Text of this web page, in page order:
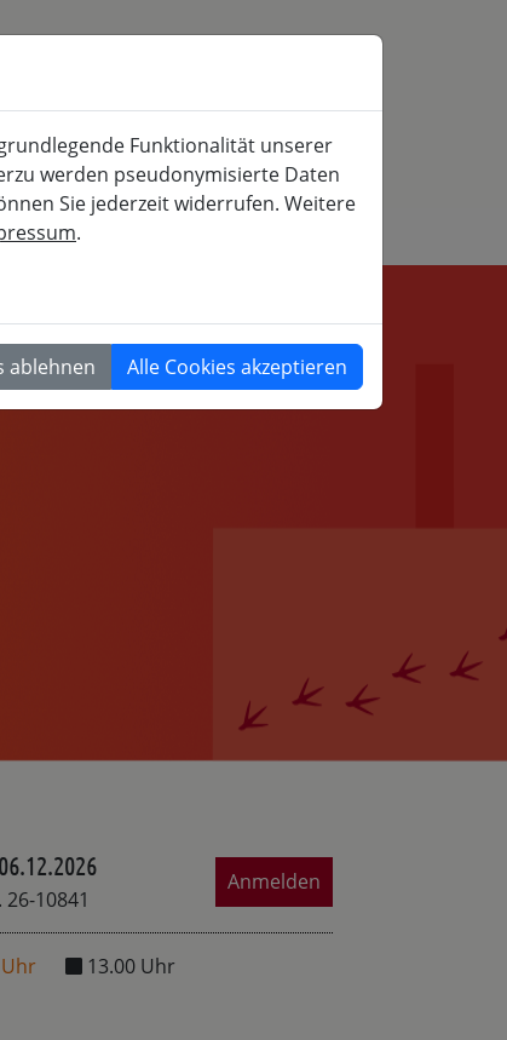
gesellschaftspolitische Weiterbildung
10841
Anmelden
13.00 Uhr
Funktionalität unserer
werden pseudonymisierte Daten
Sie jederzeit widerrufen. Weitere
.
ablehnen Alle Cookies akzeptieren